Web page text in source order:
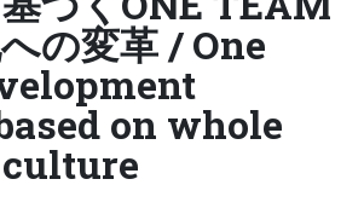
の変革 / One
on whole